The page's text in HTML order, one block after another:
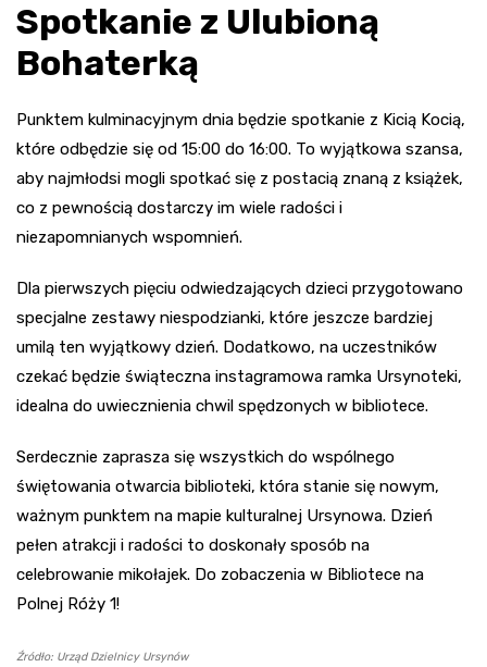
Spotkanie z Ulubioną
Bohaterką
Punktem kulminacyjnym dnia będzie spotkanie z Kicią Kocią,
które odbędzie się od 15:00 do 16:00. To wyjątkowa szansa,
aby najmłodsi mogli spotkać się z postacią znaną z książek,
co z pewnością dostarczy im wiele radości i
niezapomnianych wspomnień.
Dla pierwszych pięciu odwiedzających dzieci przygotowano
specjalne zestawy niespodzianki, które jeszcze bardziej
umilą ten wyjątkowy dzień. Dodatkowo, na uczestników
czekać będzie świąteczna instagramowa ramka Ursynoteki,
idealna do uwiecznienia chwil spędzonych w bibliotece.
Serdecznie zaprasza się wszystkich do wspólnego
świętowania otwarcia biblioteki, która stanie się nowym,
ważnym punktem na mapie kulturalnej Ursynowa. Dzień
pełen atrakcji i radości to doskonały sposób na
celebrowanie mikołajek. Do zobaczenia w Bibliotece na
Polnej Róży 1!
Źródło: Urząd Dzielnicy Ursynów